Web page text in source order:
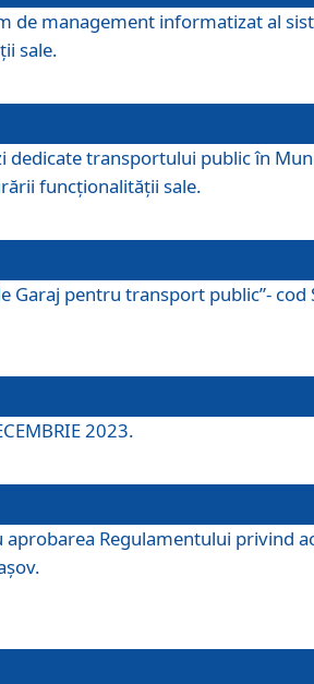
de management informatizat al
sale.
transportului public în
funcționalității sale.
pentru transport public”-
2023.
Regulamentului